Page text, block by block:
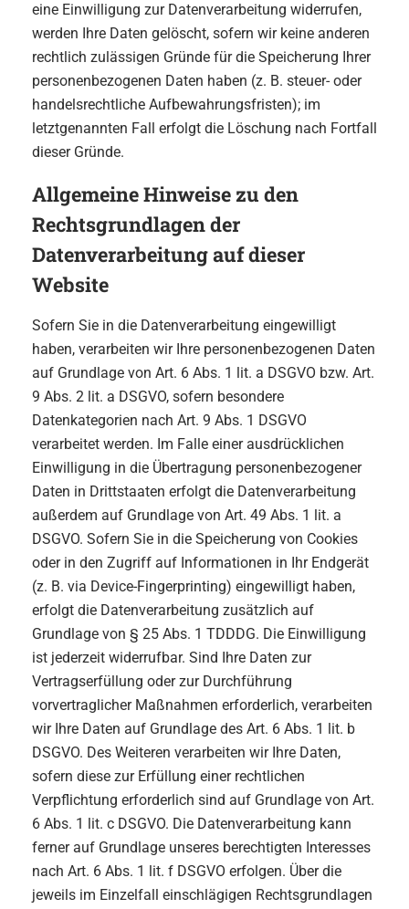
eine Einwilligung zur Datenverarbeitung widerrufen,
werden Ihre Daten gelöscht, sofern wir keine anderen
rechtlich zulässigen Gründe für die Speicherung Ihrer
personenbezogenen Daten haben (z. B. steuer- oder
handelsrechtliche Aufbewahrungsfristen); im
letztgenannten Fall erfolgt die Löschung nach Fortfall
dieser Gründe.
Allgemeine Hinweise zu den
Rechtsgrundlagen der
Datenverarbeitung auf dieser
Website
Sofern Sie in die Datenverarbeitung eingewilligt
haben, verarbeiten wir Ihre personenbezogenen Daten
auf Grundlage von Art. 6 Abs. 1 lit. a DSGVO bzw. Art.
9 Abs. 2 lit. a DSGVO, sofern besondere
Datenkategorien nach Art. 9 Abs. 1 DSGVO
verarbeitet werden. Im Falle einer ausdrücklichen
Einwilligung in die Übertragung personenbezogener
Daten in Drittstaaten erfolgt die Datenverarbeitung
außerdem auf Grundlage von Art. 49 Abs. 1 lit. a
DSGVO. Sofern Sie in die Speicherung von Cookies
oder in den Zugriff auf Informationen in Ihr Endgerät
(z. B. via Device-Fingerprinting) eingewilligt haben,
erfolgt die Datenverarbeitung zusätzlich auf
Grundlage von § 25 Abs. 1 TDDDG. Die Einwilligung
ist jederzeit widerrufbar. Sind Ihre Daten zur
Vertragserfüllung oder zur Durchführung
vorvertraglicher Maßnahmen erforderlich, verarbeiten
wir Ihre Daten auf Grundlage des Art. 6 Abs. 1 lit. b
DSGVO. Des Weiteren verarbeiten wir Ihre Daten,
sofern diese zur Erfüllung einer rechtlichen
Verpflichtung erforderlich sind auf Grundlage von Art.
6 Abs. 1 lit. c DSGVO. Die Datenverarbeitung kann
ferner auf Grundlage unseres berechtigten Interesses
nach Art. 6 Abs. 1 lit. f DSGVO erfolgen. Über die
jeweils im Einzelfall einschlägigen Rechtsgrundlagen